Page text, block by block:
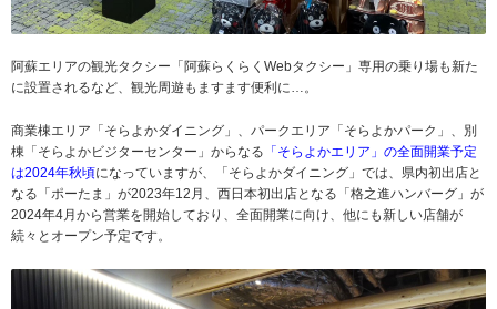
阿蘇エリアの観光タクシー「阿蘇らくらくWebタクシー」専用の乗り場も新た
に設置されるなど、観光周遊もますます便利に…。
商業棟エリア「そらよかダイニング」、パークエリア「そらよかパーク」、別
棟「そらよかビジターセンター」からなる 「そらよかエリア」の全面開業予定
は2024年秋頃になっていますが、「そらよかダイニング」では、県内初出店と
なる「ポーたま」が2023年12月、西日本初出店となる「格之進ハンバーグ」が
2024年4月から営業を開始しており、全面開業に向け、他にも新しい店舗が
続々とオープン予定です。